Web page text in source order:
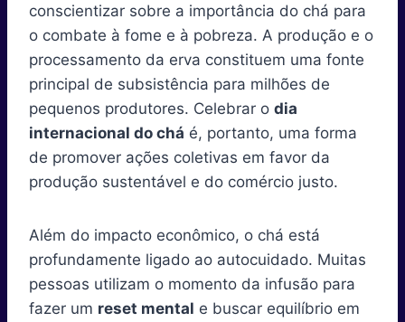
conscientizar sobre a importância do chá para
o combate à fome e à pobreza. A produção e o
processamento da erva constituem uma fonte
principal de subsistência para milhões de
pequenos produtores. Celebrar o dia
internacional do chá é, portanto, uma forma
de promover ações coletivas em favor da
produção sustentável e do comércio justo.
Além do impacto econômico, o chá está
profundamente ligado ao autocuidado. Muitas
pessoas utilizam o momento da infusão para
fazer um reset mental e buscar equilíbrio em